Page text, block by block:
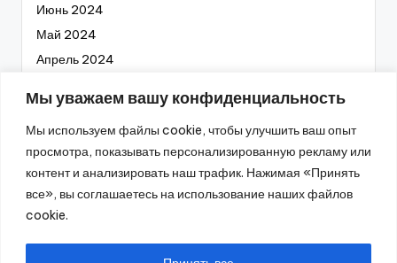
Мы уважаем вашу конфиденциальность
Мы используем файлы cookie, чтобы улучшить ваш опыт
просмотра, показывать персонализированную рекламу или
контент и анализировать наш трафик. Нажимая «Принять
все», вы соглашаетесь на использование наших файлов
cookie.
Июнь 2024
Май 2024
Апрель 2024
Февраль 2024
Январь 2024
Декабрь 2023
Октябрь 2023